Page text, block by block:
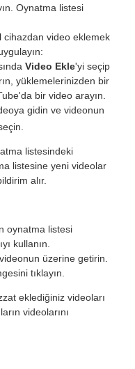
Oynatma listesi
cihazdan video eklemek
Video Ekle'yi seçip
yüklemelerinizden bir
bir video arayın.
gidin ve videonun
listesindeki
listesine yeni videolar
alır.
oynatma listesi
kullanın.
üzerine getirin.
tıklayın.
eklediğiniz videoları
videolarını